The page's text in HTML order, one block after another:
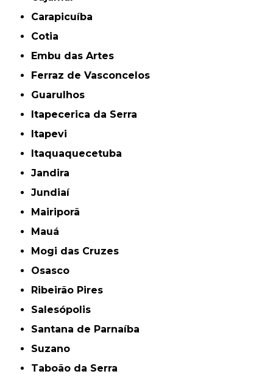
Carapicuíba
Cotia
Embu das Artes
Ferraz de Vasconcelos
Guarulhos
Itapecerica da Serra
Itapevi
Itaquaquecetuba
Jandira
Jundiaí
Mairiporã
Mauá
Mogi das Cruzes
Osasco
Ribeirão Pires
Salesópolis
Santana de Parnaíba
Suzano
Taboão da Serra